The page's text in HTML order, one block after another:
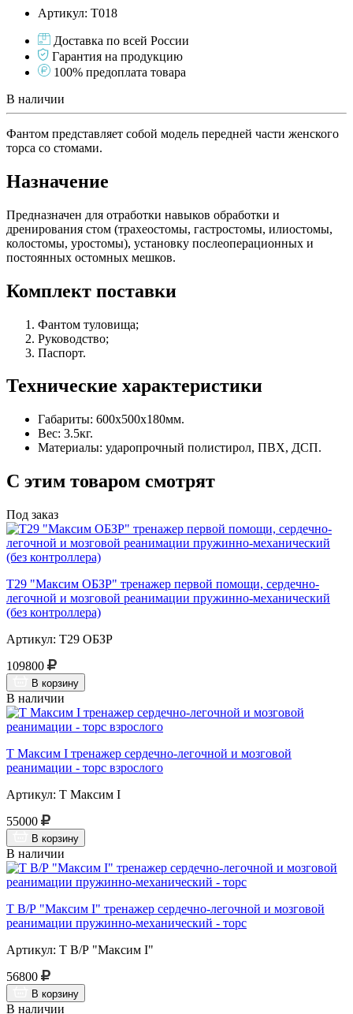
Артикул: Т018
Доставка по всей России
Гарантия на продукцию
100% предоплата товара
В наличии
Фантом представляет собой модель передней части женского
торса со стомами.
Назначение
Предназначен для отработки навыков обработки и
дренирования стом (трахеостомы, гастростомы, илиостомы,
колостомы, уростомы), установку послеоперационных и
постоянных остомных мешков.
Комплект поставки
Фантом туловища;
Руководство;
Паспорт.
Технические характеристики
Габариты: 600х500х180мм.
Вес: 3.5кг.
Материалы: ударопрочный полистирол, ПВХ, ДСП.
С этим товаром смотрят
Под заказ
Т29 "Максим ОБЗР" тренажер первой помощи, сердечно-
легочной и мозговой реанимации пружинно-механический
(без контроллера)
Артикул: Т29 ОБЗР
109800
В корзину
В наличии
Т Максим I тренажер сердечно-легочной и мозговой
реанимации - торс взрослого
Артикул: Т Максим I
55000
В корзину
В наличии
Т В/Р "Максим I" тренажер сердечно-легочной и мозговой
реанимации пружинно-механический - торс
Артикул: Т В/Р "Максим I"
56800
В корзину
В наличии